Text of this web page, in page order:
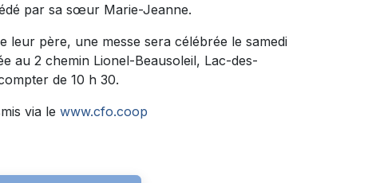
par sa sœur Marie-Jeanne.
leur père, une messe sera célébrée le samedi
au 2 chemin Lionel-Beausoleil, Lac-des-
de 10 h 30.
via le www.cfo.coop